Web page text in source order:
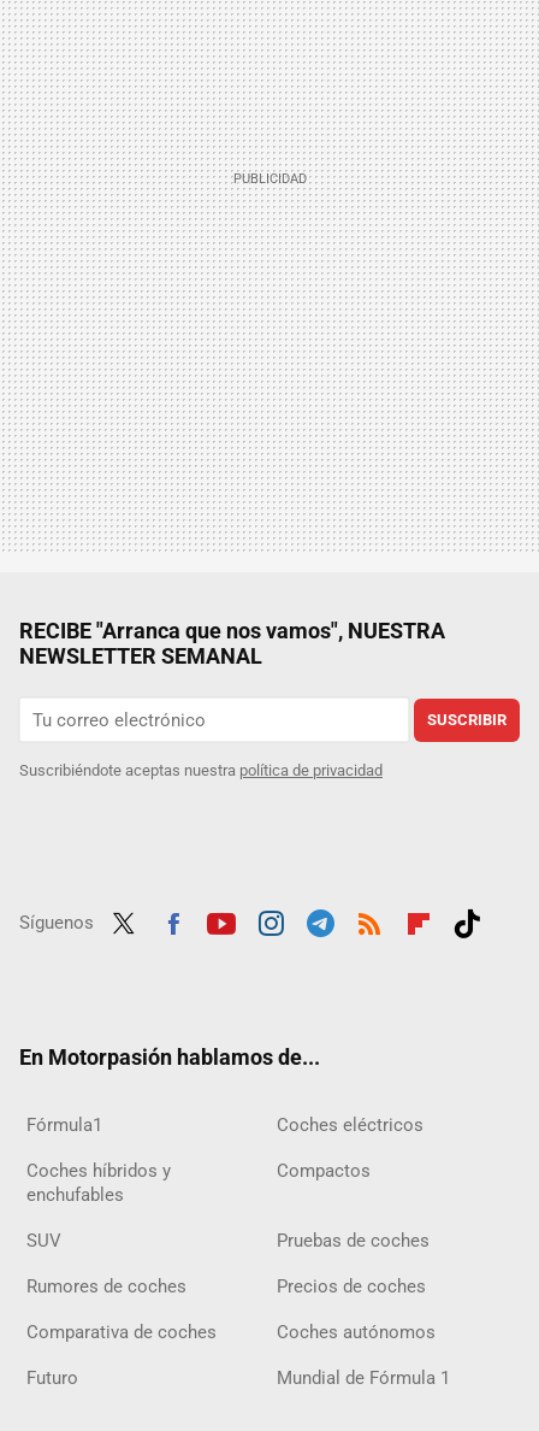
RECIBE "Arranca que nos vamos", NUESTRA
NEWSLETTER SEMANAL
SUSCRIBIR
Suscribiéndote aceptas nuestra política de privacidad
Síguenos
En Motorpasión hablamos de...
Fórmula1 Coches eléctricos
Coches híbridos y
enchufables
Compactos
SUV Pruebas de coches
Rumores de coches Precios de coches
Comparativa de coches Coches autónomos
Futuro Mundial de Fórmula 1